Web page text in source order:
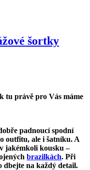
šortky
tu právě pro Vás máme
padnoucíspodní
outfitu, ale i šatníku. A
jakémkoli kousku –
brazilkách. Při
na každý detail.